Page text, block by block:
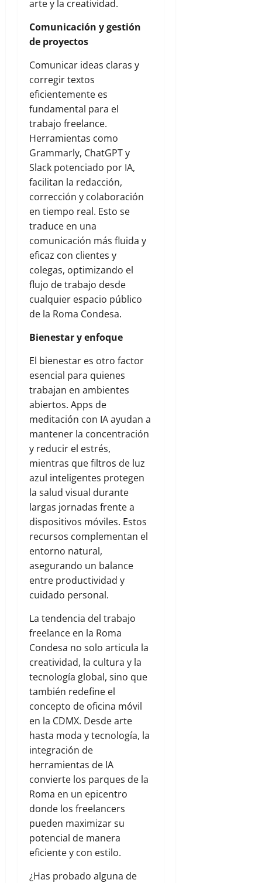
arte y la creatividad.
Comunicación y gestión
de proyectos
Comunicar ideas claras y
corregir textos
eficientemente es
fundamental para el
trabajo freelance.
Herramientas como
Grammarly, ChatGPT y
Slack potenciado por IA,
facilitan la redacción,
corrección y colaboración
en tiempo real. Esto se
traduce en una
comunicación más fluida y
eficaz con clientes y
colegas, optimizando el
flujo de trabajo desde
cualquier espacio público
de la Roma Condesa.
Bienestar y enfoque
El bienestar es otro factor
esencial para quienes
trabajan en ambientes
abiertos. Apps de
meditación con IA ayudan a
mantener la concentración
y reducir el estrés,
mientras que filtros de luz
azul inteligentes protegen
la salud visual durante
largas jornadas frente a
dispositivos móviles. Estos
recursos complementan el
entorno natural,
asegurando un balance
entre productividad y
cuidado personal.
La tendencia del trabajo
freelance en la Roma
Condesa no solo articula la
creatividad, la cultura y la
tecnología global, sino que
también redefine el
concepto de oficina móvil
en la CDMX. Desde arte
hasta moda y tecnología, la
integración de
herramientas de IA
convierte los parques de la
Roma en un epicentro
donde los freelancers
pueden maximizar su
potencial de manera
eficiente y con estilo.
¿Has probado alguna de